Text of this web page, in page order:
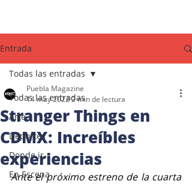
Entrada
Todas las entradas
Arte
Deportes
Donde ir
En Escena
Todas las entradas
Stranger Things en
CDMX: Increíbles
experiencias
Puebla Magazine
14 may 20222 min de lectura
Ante el próximo estreno de la cuarta